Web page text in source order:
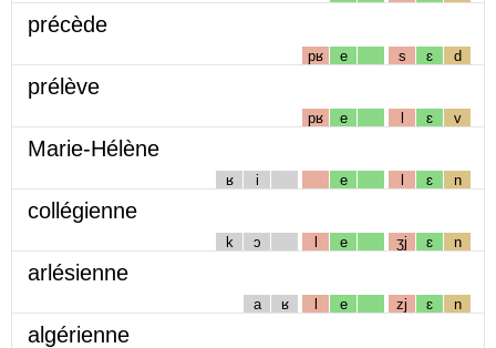
précède
pʁ e s ɛ d
prélève
pʁ e l ɛ v
Marie-Hélène
ʁ i e l ɛ n
collégienne
k ɔ l e ʒj ɛ n
arlésienne
a ʁ l e zj ɛ n
algérienne